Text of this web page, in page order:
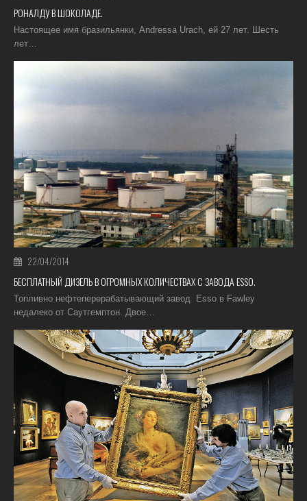
РОНАЛДУ В ШОКОЛАДЕ.
Настоящее имя бразильянки, Andressa Urach, ей 27 лет. Шесть
лет…
22/04/2014
БЕСПЛАТНЫЙ ДИЗЕЛЬ В ОГРОМНЫХ КОЛИЧЕСТВАХ С ЗАВОДА ESSO.
Топливно нефтеперерабатывающий завод Esso в Fawley
недалеко от Саутгемптон. Двое…